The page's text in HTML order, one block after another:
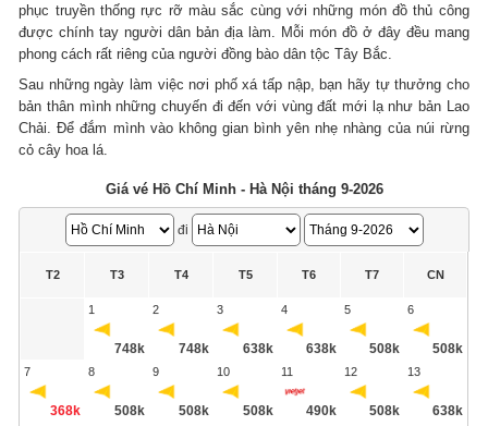
phục truyền thống rực rỡ màu sắc cùng với những món đồ thủ công
được chính tay người dân bản địa làm. Mỗi món đồ ở đây đều mang
phong cách rất riêng của người đồng bào dân tộc Tây Bắc.
Sau những ngày làm việc nơi phố xá tấp nập, bạn hãy tự thưởng cho
bản thân mình những chuyến đi đến với vùng đất mới lạ như bản Lao
Chải. Để đắm mình vào không gian bình yên nhẹ nhàng của núi rừng
cỏ cây hoa lá.
Giá vé Hồ Chí Minh - Hà Nội tháng 9-2026
đi
T2 T3 T4 T5 T6 T7 CN
1
748k
2
748k
3
638k
4
638k
5
508k
6
508k
7
368k
8
508k
9
508k
10
508k
11
490k
12
508k
13
638k